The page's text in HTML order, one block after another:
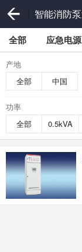
智能消防
全部 应急电源
产地
全部
中国
功率
全部
0.5kVA